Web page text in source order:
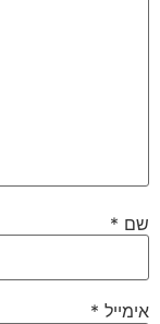
שם *
אימייל *